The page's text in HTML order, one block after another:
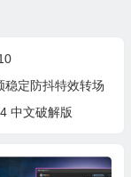
稳定防抖特效转场
中文破解版